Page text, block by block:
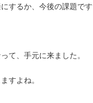
するか、今後の課題で
て、手元に来ました。
すよね。